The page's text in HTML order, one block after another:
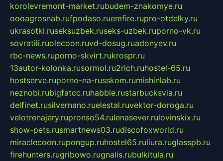
korolevremont-market.rubudem-znakomye.ru
oooagrosnab.rufpodaso.ruemfire.rupro-otdelky.ru
ukrasotki.ruseksuzbek.ruseks-uzbek.ruporno-vk.ru
sovratili.ruolecoon.ruvd-dosug.ruadonyev.ru
rbc-news.ruporno-skvirt.rukrospr.ru
13autor-kolonka.rusormol.ru2rich.ruhostel-65.ru
hostserve.ruporno-na-russkom.rumishinlab.ru
neznobi.rubigfatcc.ruhabble.rustarbucksvia.ru
delfinet.rusilvernano.ruelestal.ruvektor-doroga.ru
velotrenajery.rupronso54.rulenasever.rulovinskix.ru
show-pets.rusmartnews03.rudiscofoxworld.ru
miraclecoon.rupongup.ruhostel65.ruliura.ruglasspb.ru
firehunters.rugribowo.rugnalis.rubulkitula.ru